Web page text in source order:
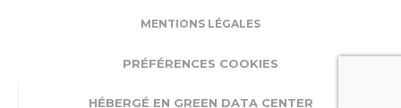
MENTIONS LÉGALES
PRÉFÉRENCES COOKIES
HÉBERGÉ EN GREEN DATA CENTER